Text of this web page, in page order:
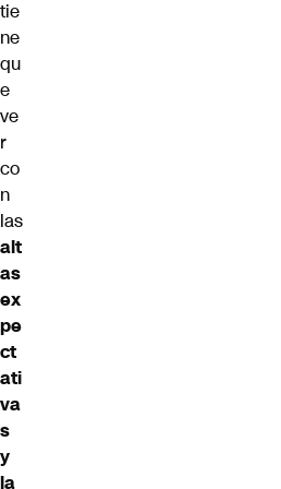
tie
ne
qu
e
ve
r
co
n
las
alt
as
ex
pe
ct
ati
va
s
y
la